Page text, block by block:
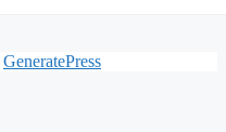
GeneratePress